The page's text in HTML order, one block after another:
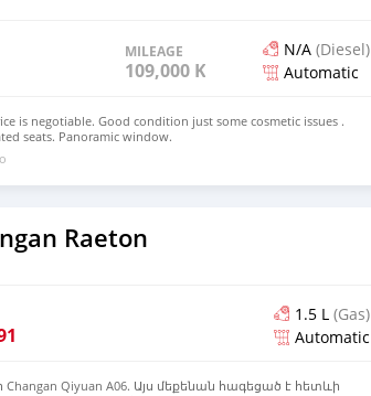
MILEAGE
109,000 KM
N/A (Diesel)
Automatic
is negotiable. Good condition just some cosmetic issues .
seats. Panoramic window.
Raeton
1.5 L (Gas)
Automatic
Qiyuan A06. Այս մեքենան հագեցած է հետևի